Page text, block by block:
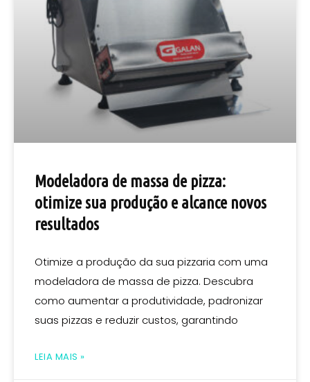
Modeladora de massa de pizza:
otimize sua produção e alcance novos
resultados
Otimize a produção da sua pizzaria com uma
modeladora de massa de pizza. Descubra
como aumentar a produtividade, padronizar
suas pizzas e reduzir custos, garantindo
LEIA MAIS »